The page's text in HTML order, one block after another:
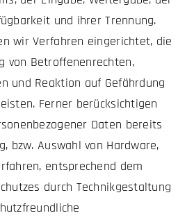
und ihrer Trennung.
wir Verfahren eingerichtet, die
von Betroffenenrechten,
und Reaktion auf Gefährdung
Ferner berücksichtigen
Daten bereits
bzw. Auswahl von Hardware,
entsprechend dem
durch Technikgestaltung